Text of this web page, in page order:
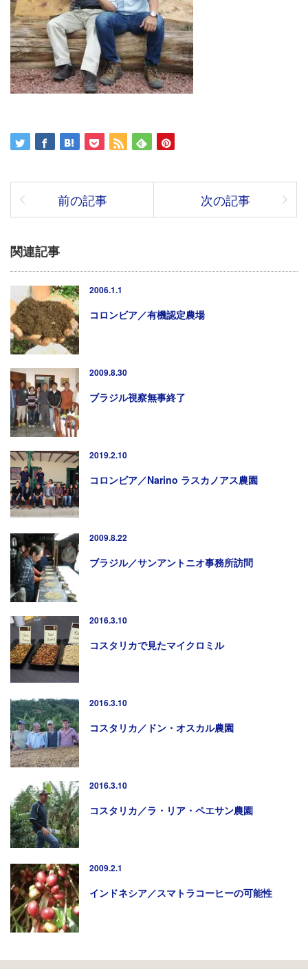
前の記事 次の記事
関連記事
2006.1.1
コロンビア／有機認定農場
2009.8.30
ブラジル視察無事終了
2019.2.10
コロンビア／Narino ラスカノアス農園
2009.8.22
ブラジル／サンアントニオ事務所訪問
2016.3.10
コスタリカで見たマイクロミル
2016.3.10
コスタリカ／ドン・オスカル農園
2016.3.10
コスタリカ／ラ・リア・ペエサン農園
2009.2.1
インドネシア／スマトラコーヒーの可能性